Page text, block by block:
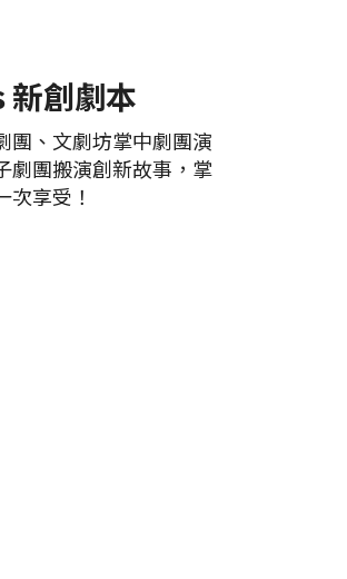
新創劇本
團、文劇坊掌中劇團演
劇團搬演創新故事，掌
享受！